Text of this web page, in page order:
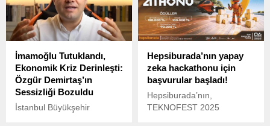
İmamoğlu Tutuklandı,
Ekonomik Kriz Derinleşti:
Özgür Demirtaş’ın
Sessizliği Bozuldu
İstanbul Büyükşehir
Hepsiburada’nın yapay
zeka hackathonu için
başvurular başladı!
Hepsiburada’nın,
TEKNOFEST 2025